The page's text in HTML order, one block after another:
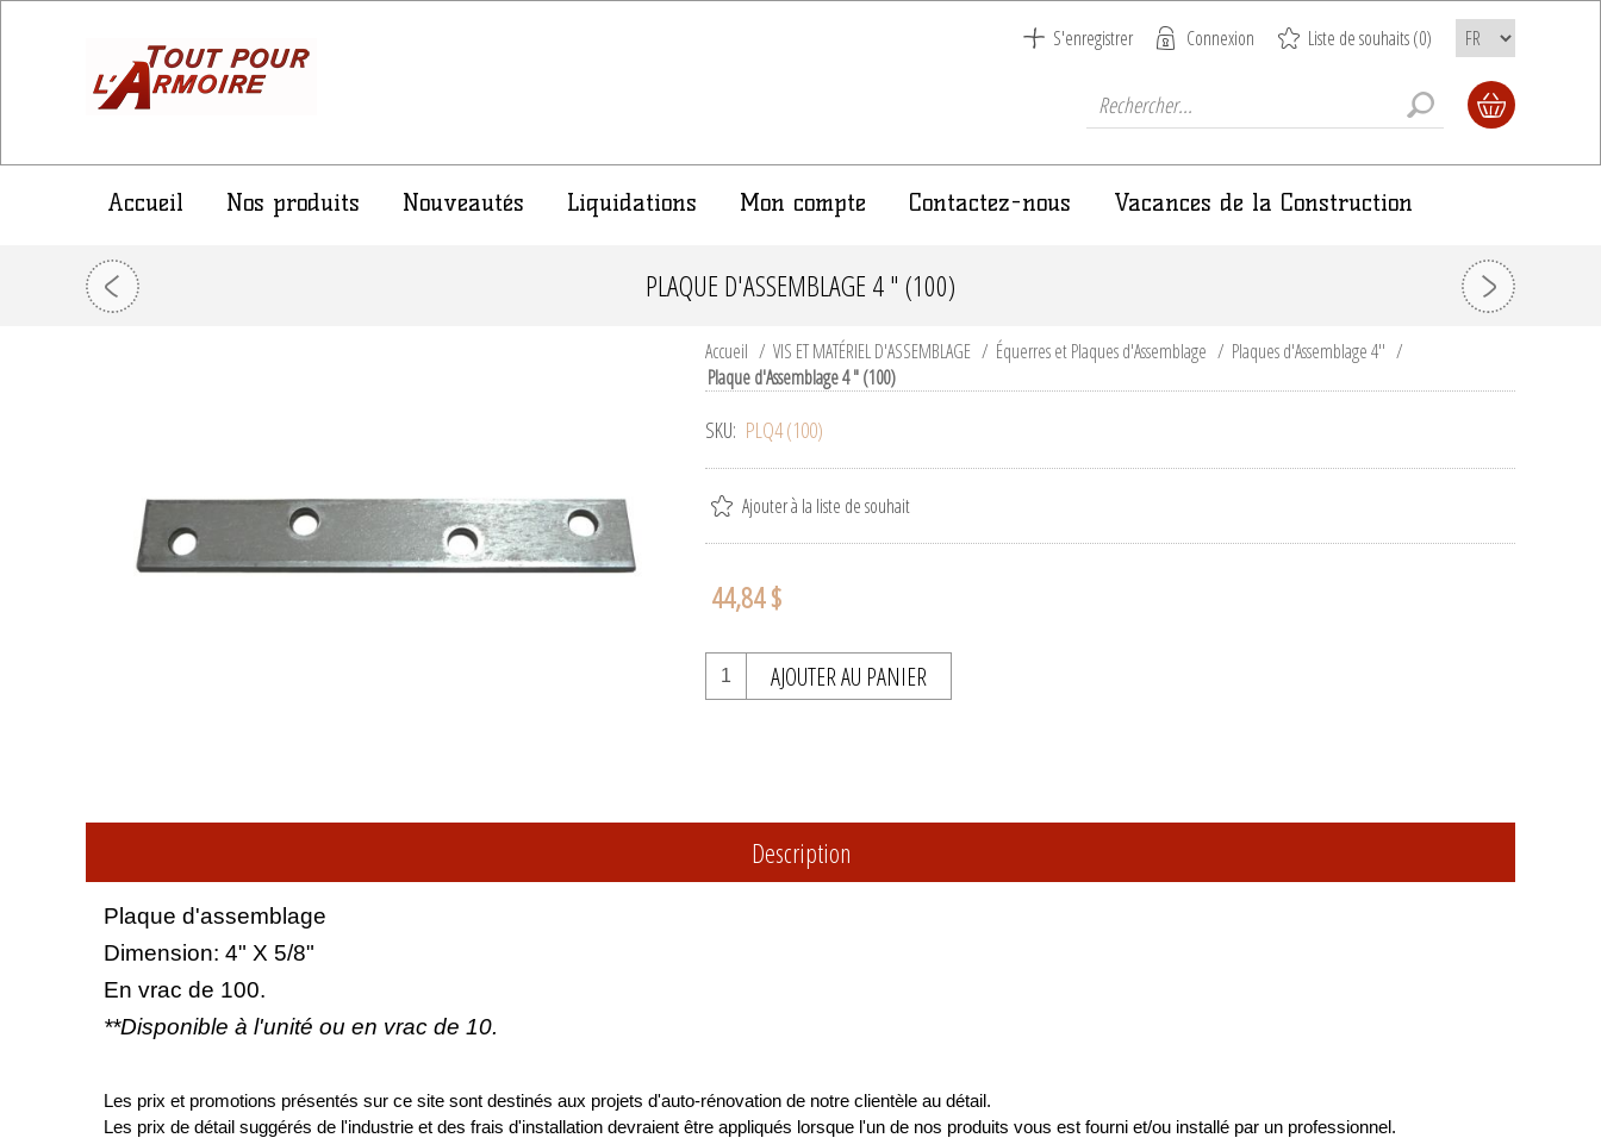
S'enregistrer Connexion Liste de souhaits(0)
Accueil Nos produits Nouveautés Liquidations Mon compte Contactez-nous Vacances de la Construction
PLAQUE D'ASSEMBLAGE 4 " (100)
Accueil / VIS ET MATÉRIEL D'ASSEMBLAGE / Équerres et Plaques d'Assemblage / Plaques d'Assemblage 4'' /
Plaque d'Assemblage 4 " (100)
SKU: PLQ4 (100)
Ajouter à la liste de souhait
44,84 $
AJOUTER AU PANIER
Description
Plaque d'assemblage
Dimension: 4" X 5/8"
En vrac de 100.
**Disponible à l'unité ou en vrac de 10.
Les prix et promotions présentés sur ce site sont destinés aux projets d'auto-rénovation de notre clientèle au détail.
Les prix de détail suggérés de l'industrie et des frais d'installation devraient être appliqués lorsque l'un de nos produits vous est fourni et/ou installé par un professionnel.